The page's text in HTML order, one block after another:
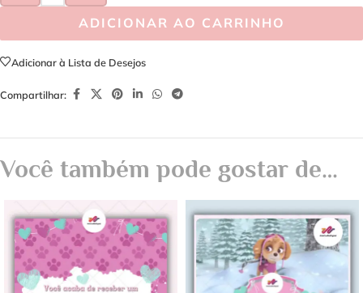
ADICIONAR AO CARRINHO
Adicionar à Lista de Desejos
Compartilhar:
Você também pode gostar de…